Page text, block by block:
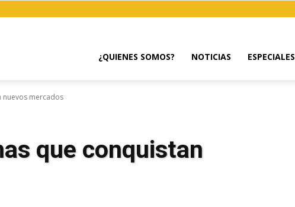
¿QUIENES SOMOS? NOTICIAS ESPECIALES
nuevos mercados
que conquistan